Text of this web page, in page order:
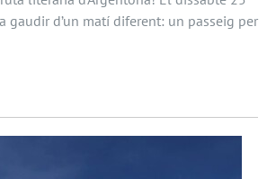
gaudir d’un matí diferent: un passeig per